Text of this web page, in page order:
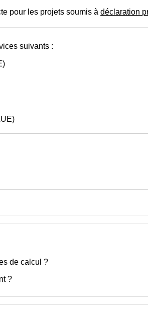
pour les projets soumis àdéclaration
suivants :
de calcul ?
?